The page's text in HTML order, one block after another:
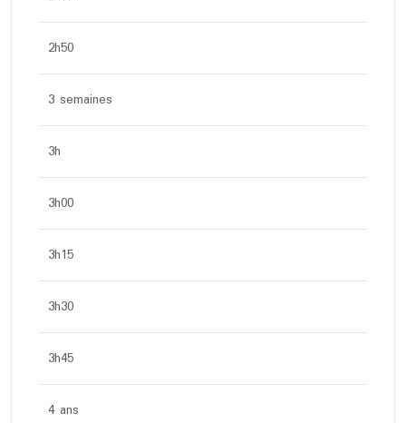
2h50
3 semaines
3h
3h00
3h15
3h30
3h45
4 ans